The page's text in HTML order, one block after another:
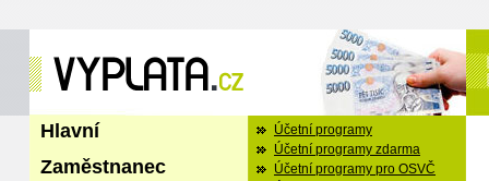
Hlavní
Zaměstnanec
Účetní programy
Účetní programy zdarma
Účetní programy pro OSVČ